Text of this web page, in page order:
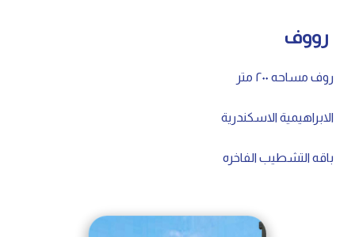
رووف
روف مساحه ٢٠٠ متر
الابراهيمية الاسكندرية
باقه التشطيب الفاخره